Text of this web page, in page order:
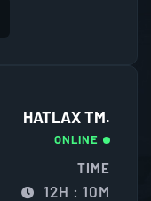
HATLAX TM.
ONLINE
TIME
12H : 10M